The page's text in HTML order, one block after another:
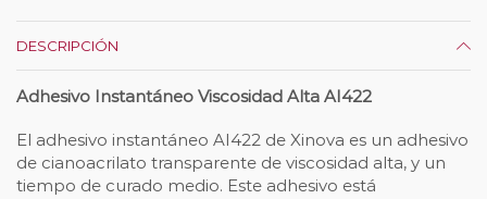
DESCRIPCIÓN
Adhesivo Instantáneo Viscosidad Alta AI422
El adhesivo instantáneo AI422 de Xinova es un adhesivo
de cianoacrilato transparente de viscosidad alta, y un
tiempo de curado medio. Este adhesivo está